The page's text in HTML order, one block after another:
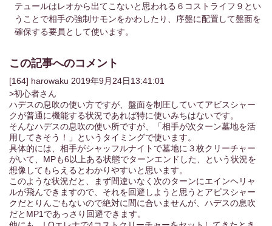
神々の招集者
L 死を運ぶ者レギンレイヴ
ス
神々の招集者
L 死を運ぶ者レギンレイヴ
ス
スタンダード
R
スタンダード
R アビスシャーク
エクストラパック
凰牙の聖戦
R 畳返し
凰牙の聖戦
R 畳返し
スタンダード
C ボレアースの突風
デッキ分析
カードの種類
テュールはレオから出てこないと思われる６コストライフ９とい
うことで相手の強制サモンをかわしたり、序盤に配置して盤面を
確保する要員として使います。
この記事へのコメント
[164] harowaku 2019年9月24日13:41:01
>初心者さん
ハデスの息吹の使い方ですが、盤面を制圧していてアビスシャー
クが普通に機能する状況であれば特に使いみちはないです。
そんなハデスの息吹の使い所ですが、「相手が次ターン墓地を活
用してきそう！」というタイミングで使います。
具体的には、相手がシャッフルナイトで墓地に３枚クリーチャー
がいて、MPも6以上ある状態でターンエンドした、という状況を
想像してもらえるとわかりやすいと思います。
このような状況だと、まず間違いなく次のターンにエインヘリャ
ルが飛んできますので、それを回避しようと思うとアビスシャー
クだとりんごもないので絶対に間に合いませんが、ハデスの息吹
だとMP1であっさり回避できます。